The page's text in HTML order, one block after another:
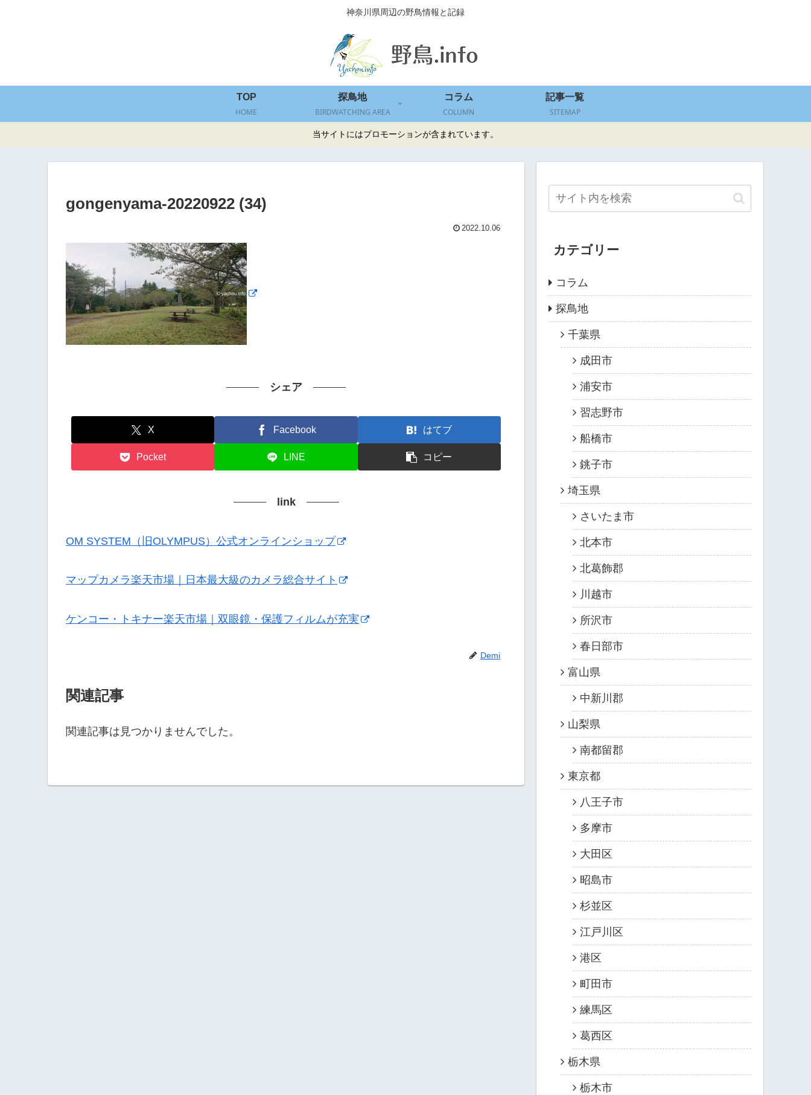
神奈川県周辺の野鳥情報と記録
TOP
HOME
探鳥地
BIRDWATCHING AREA
コラム
COLUMN
記事一覧
SITEMAP
当サイトにはプロモーションが含まれています。
gongenyama-20220922 (34)
2022.10.06
シェア
X Facebook はてブ
Pocket LINE コピー
link
OM SYSTEM（旧OLYMPUS）公式オンラインショップ
マップカメラ楽天市場｜日本最大級のカメラ総合サイト
ケンコー・トキナー楽天市場｜双眼鏡・保護フィルムが充実
Demi
関連記事
関連記事は見つかりませんでした。
カテゴリー
コラム
探鳥地
千葉県
成田市
浦安市
習志野市
船橋市
銚子市
埼玉県
さいたま市
北本市
北葛飾郡
川越市
所沢市
春日部市
富山県
中新川郡
山梨県
南都留郡
東京都
八王子市
多摩市
大田区
昭島市
杉並区
江戸川区
港区
町田市
練馬区
葛西区
栃木県
栃木市